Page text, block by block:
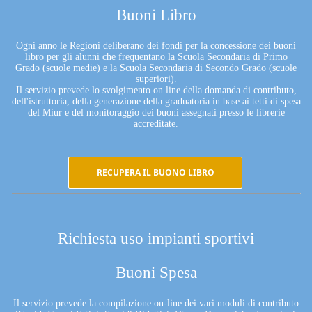
Buoni Libro
Ogni anno le Regioni deliberano dei fondi per la concessione dei buoni
libro per gli alunni che frequentano la Scuola Secondaria di Primo
Grado (scuole medie) e la Scuola Secondaria di Secondo Grado (scuole
superiori).
Il servizio prevede lo svolgimento on line della domanda di contributo,
dell'istruttoria, della generazione della graduatoria in base ai tetti di spesa
del Miur e del monitoraggio dei buoni assegnati presso le librerie
accreditate.
RECUPERA IL BUONO LIBRO
Richiesta uso impianti sportivi
Buoni Spesa
Il servizio prevede la compilazione on-line dei vari moduli di contributo